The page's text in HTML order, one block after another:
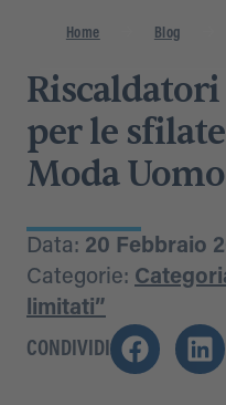
Home Blog
per le
Moda Uomo
Data: 20 Febbraio
Categorie:
limitati”
CONDIVIDI